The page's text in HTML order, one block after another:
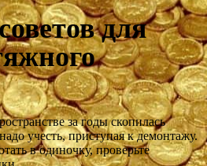
для
за годы скопилась
учесть, приступая к демонтажу.
в одиночку, проверьте